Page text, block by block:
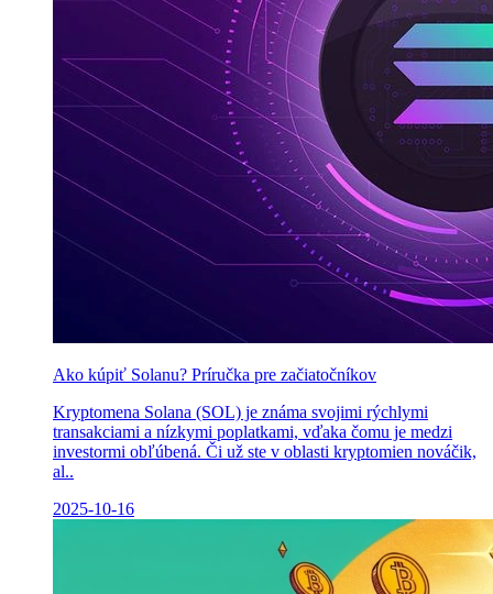
Ako kúpiť Solanu? Príručka pre začiatočníkov
Kryptomena Solana (SOL) je známa svojimi rýchlymi
transakciami a nízkymi poplatkami, vďaka čomu je medzi
investormi obľúbená. Či už ste v oblasti kryptomien nováčik,
al..
2025-10-16